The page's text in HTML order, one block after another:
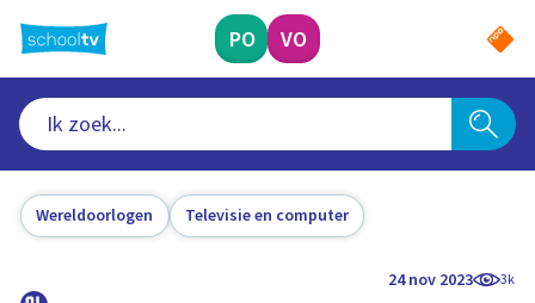
naar
hoofdinhoud
PO VO
Wereldoorlogen Televisie en computer
24 nov 2023 3k